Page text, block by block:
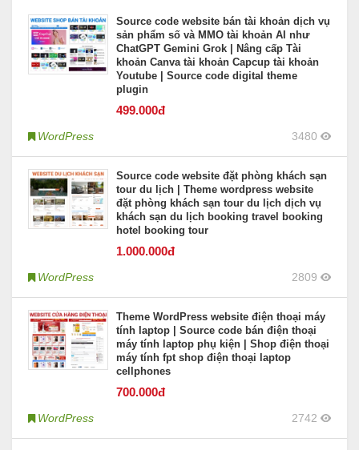
Source code website bán tài khoản dịch vụ
sản phẩm số và MMO tài khoản AI như
ChatGPT Gemini Grok | Nâng cấp Tài
khoản Canva tài khoản Capcup tài khoản
Youtube | Source code digital theme
plugin
499.000đ
WordPress 3480
Source code website đặt phòng khách sạn
tour du lịch | Theme wordpress website
đặt phòng khách sạn tour du lịch dịch vụ
khách sạn du lịch booking travel booking
hotel booking tour
1.000.000đ
WordPress 2809
Theme WordPress website điện thoại máy
tính laptop | Source code bán điện thoại
máy tính laptop phụ kiện | Shop điện thoại
máy tính fpt shop điện thoại laptop
cellphones
700.000đ
WordPress 2742